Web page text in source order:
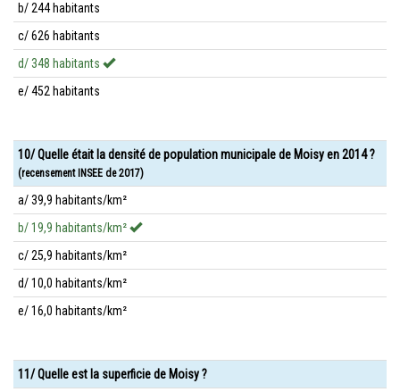
b/ 244 habitants
c/ 626 habitants
d/ 348 habitants
e/ 452 habitants
10/ Quelle était la densité de population municipale de Moisy en 2014 ?
(recensement INSEE de 2017)
a/ 39,9 habitants/km²
b/ 19,9 habitants/km²
c/ 25,9 habitants/km²
d/ 10,0 habitants/km²
e/ 16,0 habitants/km²
11/ Quelle est la superficie de Moisy ?